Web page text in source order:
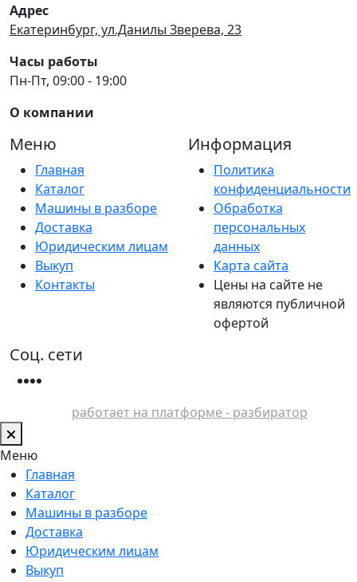
Адрес
Екатеринбург, ул.Данилы Зверева, 23
Часы работы
Пн-Пт, 09:00 - 19:00
О компании
Меню
Главная
Каталог
Машины в разборе
Доставка
Юридическим лицам
Выкуп
Контакты
Информация
Политика
конфиденциальности
Обработка
персональных
данных
Карта сайта
Цены на сайте не
являются публичной
офертой
Соц. сети
работает на платформе - разбиратор
Меню
Главная
Каталог
Машины в разборе
Доставка
Юридическим лицам
Выкуп